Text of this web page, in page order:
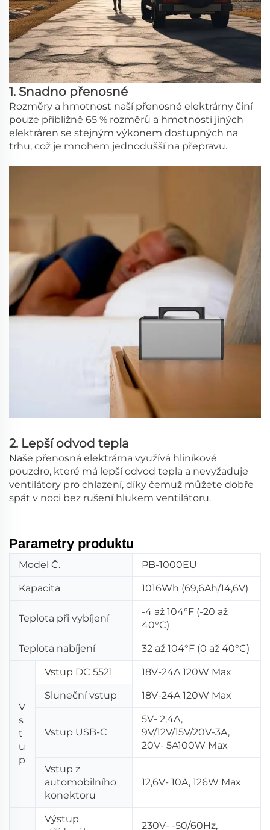
1. Snadno přenosné
Rozměry a hmotnost naší přenosné elektrárny činí
pouze přibližně 65 % rozměrů a hmotnosti jiných
elektráren se stejným výkonem dostupných na
trhu, což je mnohem jednodušší na přepravu.
2. Lepší odvod tepla
Naše přenosná elektrárna využívá hliníkové
pouzdro, které má lepší odvod tepla a nevyžaduje
ventilátory pro chlazení, díky čemuž můžete dobře
spát v noci bez rušení hlukem ventilátoru.
Parametry produktu
Model Č. PB-1000EU
Kapacita 1016Wh (69,6Ah/14,6V)
Teplota při vybíjení
-4 až 104°F (-20 až
40°C)
Teplota nabíjení 32 až 104°F (0 až 40°C)
V
s
t
u
p
Vstup DC 5521 18V-24A 120W Max
Sluneční vstup 18V-24A 120W Max
Vstup USB-C
5V- 2,4A,
9V/12V/15V/20V-3A,
20V- 5A100W Max
Vstup z
automobilního
konektoru
12,6V- 10A, 126W Max
Výstup
230V- -50/60Hz,